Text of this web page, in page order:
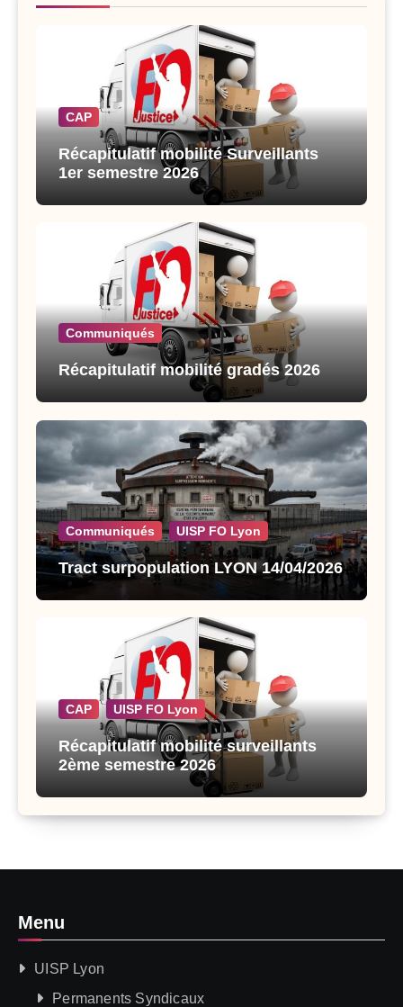
CAP
Récapitulatif mobilité Surveillants
1er semestre 2026
Communiqués
Récapitulatif mobilité gradés 2026
Communiqués UISP FO Lyon
Tract surpopulation LYON 14/04/2026
CAP UISP FO Lyon
Récapitulatif mobilité surveillants
2ème semestre 2026
Menu
UISP Lyon
Permanents Syndicaux